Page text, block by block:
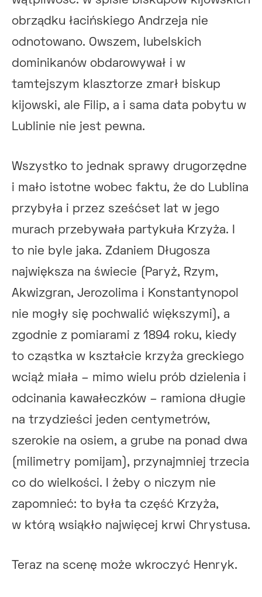
obrządku łacińskiego Andrzeja nie
odnotowano. Owszem, lubelskich
dominikanów obdarowywał i w
tamtejszym klasztorze zmarł biskup
kijowski, ale Filip, a i sama data pobytu w
Lublinie nie jest pewna.
Wszystko to jednak sprawy drugorzędne
i mało istotne wobec faktu, że do Lublina
przybyła i przez sześćset lat w jego
murach przebywała partykuła Krzyża. I
to nie byle jaka. Zdaniem Długosza
największa na świecie (Paryż, Rzym,
Akwizgran, Jerozolima i Konstantynopol
nie mogły się pochwalić większymi), a
zgodnie z pomiarami z 1894 roku, kiedy
to cząstka w kształcie krzyża greckiego
wciąż miała – mimo wielu prób dzielenia i
odcinania kawałeczków – ramiona długie
na trzydzieści jeden centymetrów,
szerokie na osiem, a grube na ponad dwa
(milimetry pomijam), przynajmniej trzecia
co do wielkości. I żeby o niczym nie
zapomnieć: to była ta część Krzyża,
w którą wsiąkło najwięcej krwi Chrystusa.
Teraz na scenę może wkroczyć Henryk.